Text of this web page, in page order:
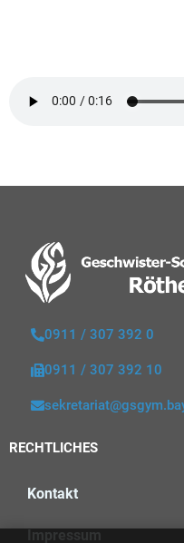
0911 / 307 392 0
0911 / 307 392 10
RECHTLICHES
Kontakt
Impressum